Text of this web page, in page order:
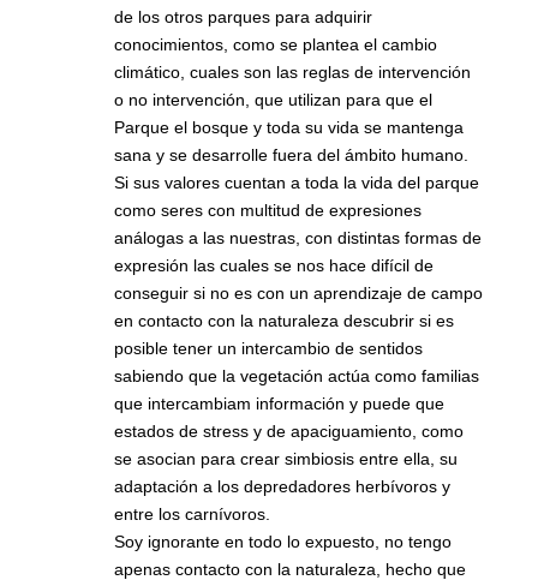
de los otros parques para adquirir
conocimientos, como se plantea el cambio
climático, cuales son las reglas de intervención
o no intervención, que utilizan para que el
Parque el bosque y toda su vida se mantenga
sana y se desarrolle fuera del ámbito humano.
Si sus valores cuentan a toda la vida del parque
como seres con multitud de expresiones
análogas a las nuestras, con distintas formas de
expresión las cuales se nos hace difícil de
conseguir si no es con un aprendizaje de campo
en contacto con la naturaleza descubrir si es
posible tener un intercambio de sentidos
sabiendo que la vegetación actúa como familias
que intercambiam información y puede que
estados de stress y de apaciguamiento, como
se asocian para crear simbiosis entre ella, su
adaptación a los depredadores herbívoros y
entre los carnívoros.
Soy ignorante en todo lo expuesto, no tengo
apenas contacto con la naturaleza, hecho que